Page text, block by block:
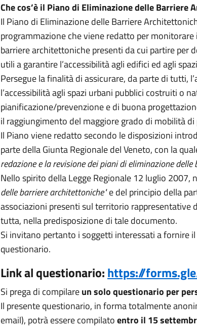
Che cos’è il Piano di Eliminazione delle Barriere
Il Piano di Eliminazione delle Barriere
programmazione che viene redatto per
barriere architettoniche presenti da cui partire per
utili a garantire l’accessibilità agli edifici ed agli
Persegue la finalità di assicurare, da parte di tutti,
l’accessibilità agli spazi urbani pubblici costruiti o
pianificazione/prevenzione e di buona
il raggiungimento del maggiore grado di mobilità
Il Piano viene redatto secondo le disposizioni
parte della Giunta Regionale del Veneto, con la
redazione e la revisione dei piani di eliminazione delle
Nello spirito della Legge Regionale 12 luglio 2007,
delle barriere architettoniche"e del principio della
associazioni presenti sul territorio rappresentative
tutta, nella predisposizione di tale documento.
Si invitano pertanto i soggetti interessati a fornire
questionario.
Link al questionario:https://
Si prega di compilareun solo questionario per
Il presente questionario, in forma totalmente
email), potrà essere compilatoentro il 15